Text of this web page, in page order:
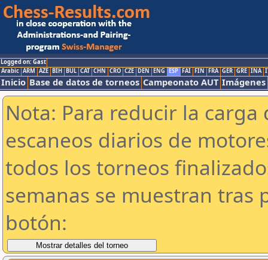
Logged on: Gast
Arabic ARM AZE BIH BUL CAT CHN CRO CZE DEN ENG ESP FAI FIN FRA GER GRE INA
Inicio Base de datos de torneos Campeonato AUT Imágenes
Nota: Para reducir la
escaneos diarios de
todos los torneos
semanas se muestran tras
botón: